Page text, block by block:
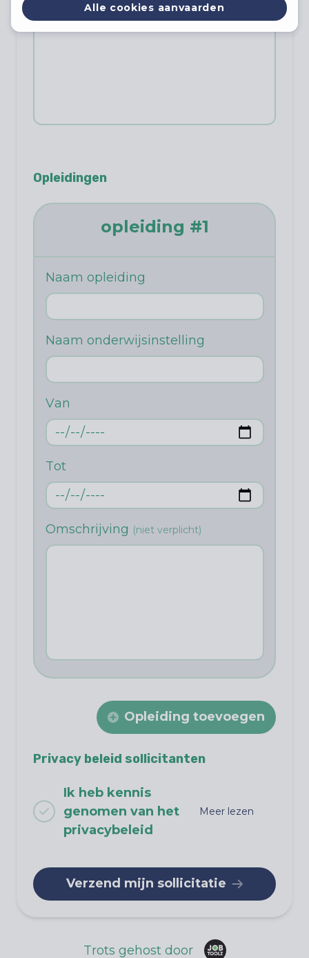
opleidingen
opleiding #1
Naam opleiding
Naam onderwijsinstelling
van
Tot
Omschrijving (niet verplicht)
Opleiding toevoegen
Privacy beleid sollicitanten
Ik heb kennis
genomen van het
privacybeleid
Meer lezen
Verzend mijn sollicitatie
Trots gehost door
Alle cookies aanvaarden